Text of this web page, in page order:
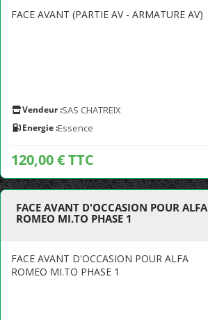
FACE AVANT (PARTIE AV - ARMATURE AV)
Vendeur :SAS CHATREIX
Energie :Essence
120,00 € TTC
FACE AVANT D'OCCASION POUR ALFA
ROMEO MI.TO PHASE 1
FACE AVANT D'OCCASION POUR ALFA
ROMEO MI.TO PHASE 1